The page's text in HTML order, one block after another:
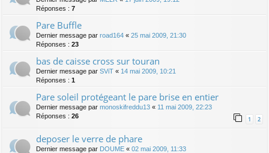
Réponses : 7
Pare Buffle
Dernier message par road164 « 25 mai 2009, 21:30
Réponses : 23
bas de caisse cross sur touran
Dernier message par SViT « 14 mai 2009, 10:21
Réponses : 1
Pare soleil protégeant le pare brise en entier
Dernier message par monoskifreddu13 « 11 mai 2009, 22:23
Réponses : 26 1 2
deposer le verre de phare
Dernier message par DOUME « 02 mai 2009, 11:33